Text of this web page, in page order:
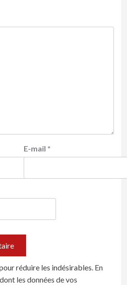
E-mail *
réduire les indésirables. En
les données de vos